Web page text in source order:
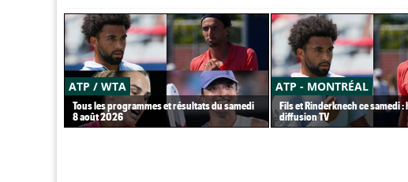
ATP / WTA
Tous les programmes et résultats du samedi
8 août 2026
ATP - MONTRÉAL
Fils et Rinderknech ce samedi
diffusion TV